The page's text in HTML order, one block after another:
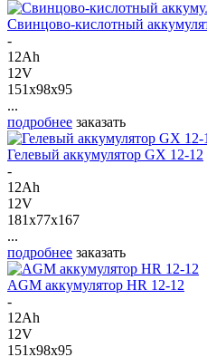
Свинцово-кислотный
-
12Ah
12V
151x98x95
...
подробнее заказать
Гелевый аккумулятор GX 12-12
-
12Ah
12V
181x77x167
...
подробнее заказать
AGM аккумулятор HR 12-12
-
12Ah
12V
151x98x95